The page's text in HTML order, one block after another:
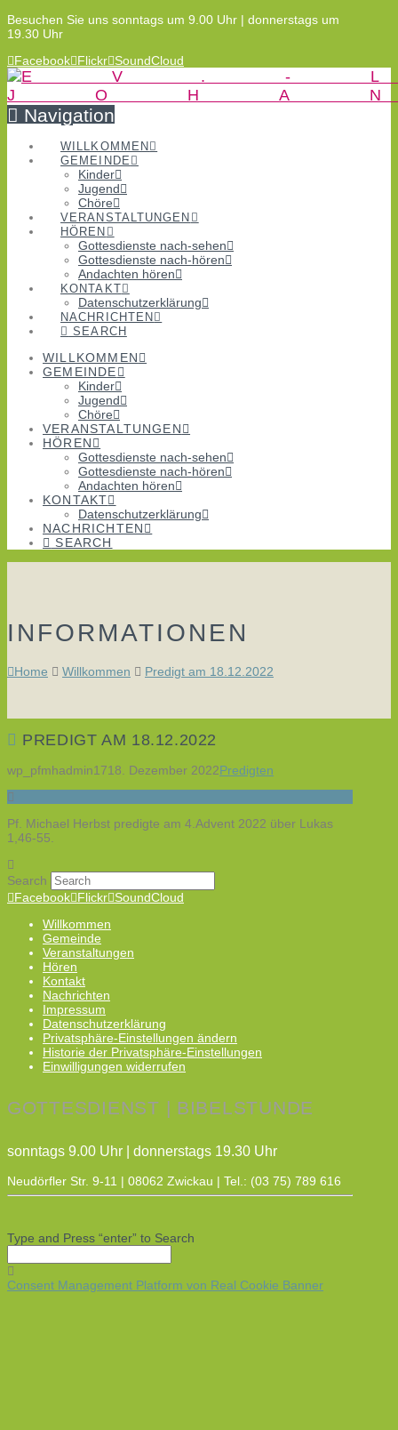
Besuchen Sie uns sonntags um 9.00 Uhr | donnerstags um
19.30 Uhr
Facebook Flickr SoundCloud
Navigation
WILLKOMMEN
GEMEINDE
Kinder
Jugend
Chöre
VERANSTALTUNGEN
HÖREN
Gottesdienste nach-sehen
Gottesdienste nach-hören
Andachten hören
KONTAKT
Datenschutzerklärung
NACHRICHTEN
SEARCH
WILLKOMMEN
GEMEINDE
Kinder
Jugend
Chöre
VERANSTALTUNGEN
HÖREN
Gottesdienste nach-sehen
Gottesdienste nach-hören
Andachten hören
KONTAKT
Datenschutzerklärung
NACHRICHTEN
SEARCH
INFORMATIONEN
Home Willkommen Predigt am 18.12.2022
PREDIGT AM 18.12.2022
wp_pfmhadmin1718. Dezember 2022Predigten
Pf. Michael Herbst predigte am 4.Advent 2022 über Lukas
1,46-55.
Search
Facebook Flickr SoundCloud
Willkommen
Gemeinde
Veranstaltungen
Hören
Kontakt
Nachrichten
Impressum
Datenschutzerklärung
Privatsphäre-Einstellungen ändern
Historie der Privatsphäre-Einstellungen
Einwilligungen widerrufen
GOTTESDIENST | BIBELSTUNDE
sonntags 9.00 Uhr | donnerstags 19.30 Uhr
Neudörfler Str. 9-11 | 08062 Zwickau | Tel.: (03 75) 789 616
Type and Press “enter” to Search
Consent Management Platform von Real Cookie Banner